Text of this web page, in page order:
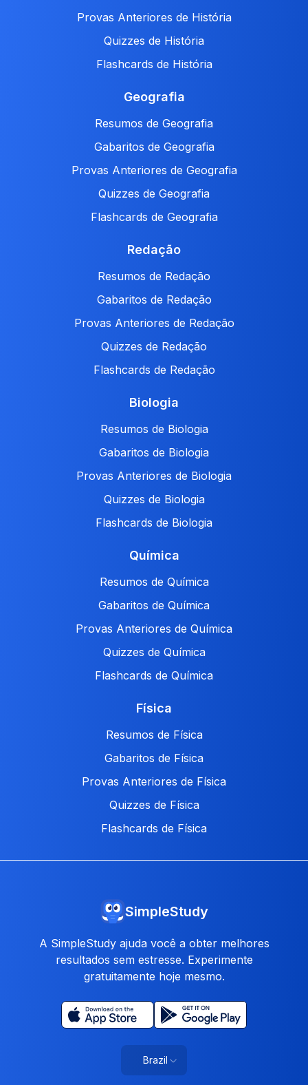
Provas Anteriores de História
Quizzes de História
Flashcards de História
Geografia
Resumos de Geografia
Gabaritos de Geografia
Provas Anteriores de Geografia
Quizzes de Geografia
Flashcards de Geografia
Redação
Resumos de Redação
Gabaritos de Redação
Provas Anteriores de Redação
Quizzes de Redação
Flashcards de Redação
Biologia
Resumos de Biologia
Gabaritos de Biologia
Provas Anteriores de Biologia
Quizzes de Biologia
Flashcards de Biologia
Química
Resumos de Química
Gabaritos de Química
Provas Anteriores de Química
Quizzes de Química
Flashcards de Química
Física
Resumos de Física
Gabaritos de Física
Provas Anteriores de Física
Quizzes de Física
Flashcards de Física
SimpleStudy
A SimpleStudy ajuda você a obter melhores
resultados sem estresse. Experimente
gratuitamente hoje mesmo.
Brazil